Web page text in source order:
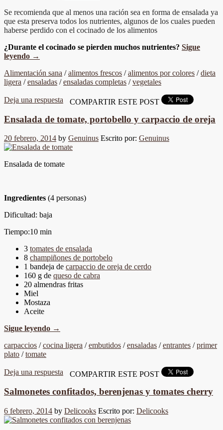
Se recomienda que al menos una ración sea en forma de ensalada ya
que esta preserva todos los nutrientes, algunos de los cuales pueden
haberse perdido con el cocinado de los alimentos
¿Durante el cocinado se pierden muchos nutrientes? Sigue
leyendo →
Alimentación sana /alimentos frescos /alimentos por colores /dieta
ligera /ensaladas /ensaladas completas /vegetales
Deja una respuesta COMPARTIR ESTE POST
Ensalada de tomate, portobello y carpaccio de oreja
20 febrero, 2014 by Genuinus Escrito por: Genuinus
Ensalada de tomate
Ingredientes (4 personas)
Dificultad: baja
Tiempo:10 min
3 tomates de ensalada
8 champiñones de portobelo
1 bandeja de carpaccio de oreja de cerdo
160 g de queso de cabra
20 almendras fritas
Miel
Mostaza
Aceite
Sigue leyendo →
carpaccios /cocina ligera /embutidos /ensaladas /entrantes /primer
plato /tomate
Deja una respuesta COMPARTIR ESTE POST
Salmonetes confitados, berenjenas y tomates cherry
6 febrero, 2014 by Delicooks Escrito por: Delicooks